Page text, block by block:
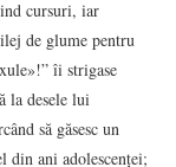
cursuri, iar
de glume pentru
îi strigase
la desele lui
să găsesc un
din ani adolescenţei;